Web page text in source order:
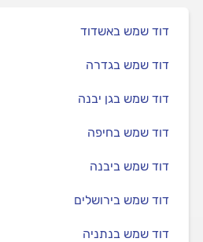
דוד שמש באשדוד
דוד שמש בגדרה
דוד שמש בגן יבנה
דוד שמש בחיפה
דוד שמש ביבנה
דוד שמש בירושלים
דוד שמש בנתניה